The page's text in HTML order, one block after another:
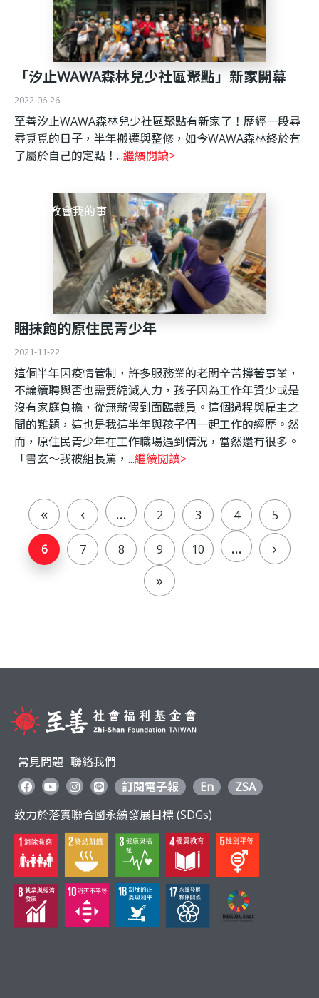
「汐止WAWA森林兒少社區聚點」新家開幕
2022-06-26
至善汐止WAWA森林兒少社區聚點有新家了！歷經一段尋
尋覓覓的日子，半年搬遷與整修，如今WAWA森林終於有
了屬於自己的定點！...繼續閱讀
孩子教會我的事
睏抹飽的原住民青少年
2021-11-22
這個半年因疫情管制，許多服務業的老闆辛苦撐著事業，
不論續聘與否也需要縮減人力，孩子因為工作年資少或是
沒有家庭負擔，從無薪假到面臨裁員。這個過程與雇主之
間的難題，這也是我這半年與孩子們一起工作的經歷。然
而，原住民青少年在工作職場遇到情況，當然還有很多。
「書玄～我被組長罵，...繼續閱讀
頁
面
« ‹ … 2 3 4 5
6 7 8 9 10 …
›
»
常見問題 聯絡我們
訂閱電子報
En
ZSA
致力於落實聯合國永續發展目標 (SDGs)